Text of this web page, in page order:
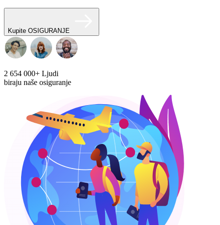
Kupite OSIGURANJE
2 654 000+ Ljudi
biraju naše osiguranje